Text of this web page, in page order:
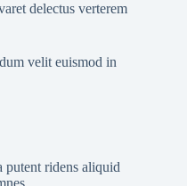
delectus verterem
velit euismod in
putent ridens aliquid